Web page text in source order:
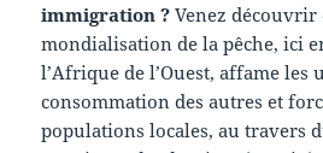
immigration ? Venez découvrir
mondialisation de la pêche, ici
l’Afrique de l’Ouest, affame les
consommation des autres et
populations locales, au travers